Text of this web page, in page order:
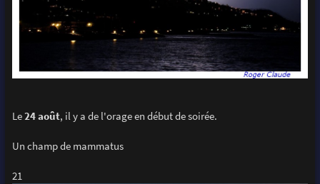
Le24 août, il y a de l'orage en début de soirée.
Un champ de mammatus
21